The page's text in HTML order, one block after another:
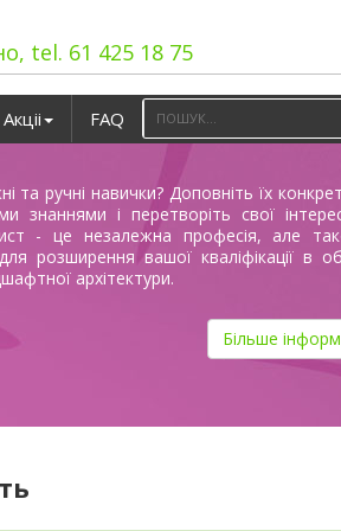
tel. 61 425 18 75
Акціі FAQ
та ручні навички? Доповніть їх
знаннями і перетворіть свої
- це незалежна професія, але
розширення вашої кваліфікації в
архітектури.
Більше